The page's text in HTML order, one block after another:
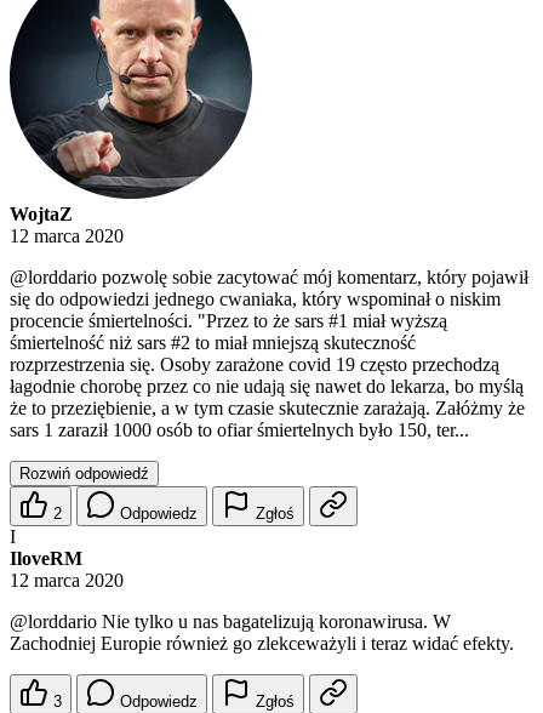
WojtaZ
12 marca 2020
@lorddario pozwolę sobie zacytować mój komentarz, który pojawił
się do odpowiedzi jednego cwaniaka, który wspominał o niskim
procencie śmiertelności. "Przez to że sars #1 miał wyższą
śmiertelność niż sars #2 to miał mniejszą skuteczność
rozprzestrzenia się. Osoby zarażone covid 19 często przechodzą
łagodnie chorobę przez co nie udają się nawet do lekarza, bo myślą
że to przeziębienie, a w tym czasie skutecznie zarażają. Załóżmy że
sars 1 zaraził 1000 osób to ofiar śmiertelnych było 150, ter...
Rozwiń odpowiedź
2 Odpowiedz Zgłoś
I
IloveRM
12 marca 2020
@lorddario Nie tylko u nas bagatelizują koronawirusa. W
Zachodniej Europie również go zlekceważyli i teraz widać efekty.
3 Odpowiedz Zgłoś